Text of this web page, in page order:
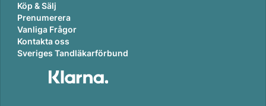
Köp & Sälj
Prenumerera
Vanliga Frågor
Kontakta oss
Sveriges Tandläkarförbund